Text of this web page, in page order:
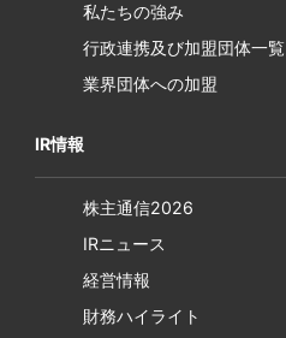
私たちの強み
行政連携及び加盟団体一覧
業界団体への加盟
IR情報
株主通信2026
IRニュース
経営情報
財務ハイライト